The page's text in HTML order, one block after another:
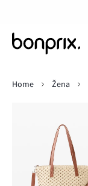
Home
Žena